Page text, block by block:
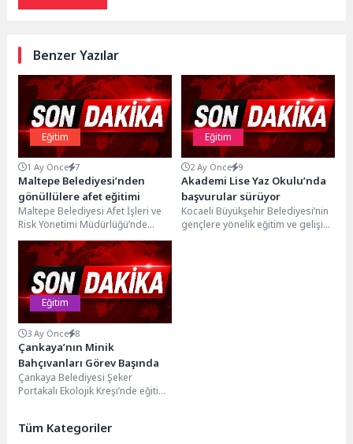
Benzer Yazılar
Eğitim
1 Ay Önce 7
Maltepe Belediyesi’nden
gönüllülere afet eğitimi
Maltepe Belediyesi Afet İşleri ve
Risk Yönetimi Müdürlüğü’nde
“Destek AFAD Gönüllüsü” olmak
isteyen Maltepeli vatandaşlara...
Eğitim
2 Ay Önce 9
Akademi Lise Yaz Okulu’nda
başvurular sürüyor
Kocaeli Büyükşehir Belediyesi’nin
gençlere yönelik eğitim ve gelişim
Eğitim
3 Ay Önce 8
Çankaya’nın Minik
Bahçıvanları Görev Başında
Çankaya Belediyesi Şeker
Portakalı Ekolojik Kreşi’nde eğitim
Tüm Kategoriler